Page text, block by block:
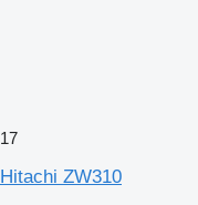
17
Hitachi ZW310